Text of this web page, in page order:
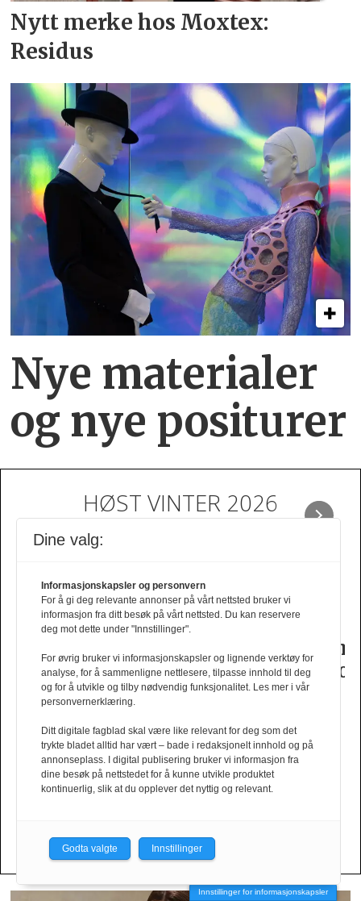
Nytt merke hos Moxtex:
Residus
Nye materialer
og nye positurer
HØST VINTER 2026
Brgn i
design­
med
Tinashe
Ufiltrert
selvtillit
Fam
Irvoll
Tiger
of
herrekolleksjon
Slik
er
fra
of
Sweden
Innstillinger for informasjonskapsler
Dine valg:
Informasjonskapsler og personvern
For å gi deg relevante annonser på vårt nettsted bruker vi
informasjon fra ditt besøk på vårt nettsted. Du kan reservere
deg mot dette under "Innstillinger".
For øvrig bruker vi informasjonskapsler og lignende verktøy for
analyse, for å sammenligne nettlesere, tilpasse innhold til deg
og for å utvikle og tilby nødvendig funksjonalitet. Les mer i vår
personvernerklæring.
Ditt digitale fagblad skal være like relevant for deg som det
trykte bladet alltid har vært – bade i redaksjonelt innhold og på
annonseplass. I digital publisering bruker vi informasjon fra
dine besøk på nettstedet for å kunne utvikle produktet
kontinuerlig, slik at du opplever det nyttig og relevant.
Godta valgte Innstillinger